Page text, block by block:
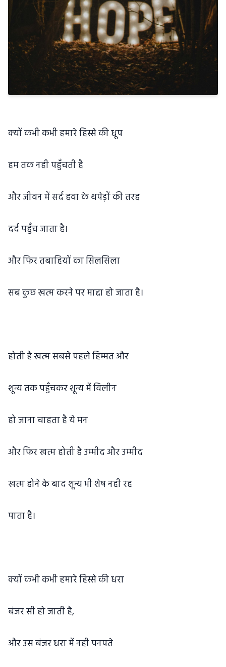
क्यों कभी कभी हमारे हिस्से की धूप
हम तक नही पहुँचती है
और जीवन में सर्द हवा के थपेड़ों की तरह
दर्द पहुँच जाता है।
और फिर तबाहियों का सिलसिला
सब कुछ खत्म करने पर माद्दा हो जाता है।
होती है खत्म सबसे पहले हिम्मत और
शून्य तक पहुँचकर शून्य में विलीन
हो जाना चाहता है ये मन
और फिर खत्म होती है उम्मीद और उम्मीद
खत्म होने के बाद शून्य भी शेष नही रह
पाता है।
क्यों कभी कभी हमारे हिस्से की धरा
बंजर सी हो जाती है,
और उस बंजर धरा में नही पनपते